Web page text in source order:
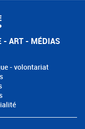
- ART - MÉDIAS
- volontariat